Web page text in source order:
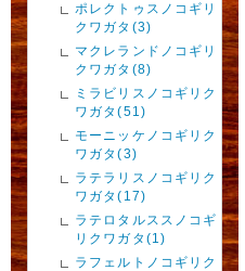
ポレクトゥスノコギリ
クワガタ(3)
マクレランドノコギリ
クワガタ(8)
ミラビリスノコギリク
ワガタ(51)
モーニッケノコギリク
ワガタ(3)
ラテラリスノコギリク
ワガタ(17)
ラテロタルススノコギ
リクワガタ(1)
ラフェルトノコギリク